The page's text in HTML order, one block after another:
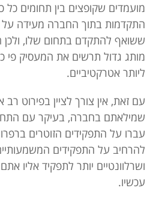
מועמדים שקופצים בין תחומים כל
התקדמות בתוך החברה מעידה על
ששואף להתקדם בתחום שלו, ולכן
מותג גדול תרשים את המעסיק פי
ליותר אטרקטיביים.
עם זאת, אין צורך לציין בפירוט
שמילאתם בחברה, בעיקר עם
עברו על התפקידים הזוטרים
להרחיב על התפקידים
ושרלוונטיים יותר לתפקיד אליו
עכשיו.